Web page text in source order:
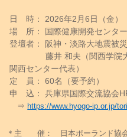
日 時： 2026年2月6日（金
場 所： 国際健康開発センタ
登壇者： 阪神・淡路大地震被
藤井 和夫（関西学院大学
関西センター代表）
定 員： 60名（要予約）
申 込： 兵庫県国際交流協会
⇒ https://www.hyogo-ip.or.jp/
＊主 催： 日本ポーランド協会